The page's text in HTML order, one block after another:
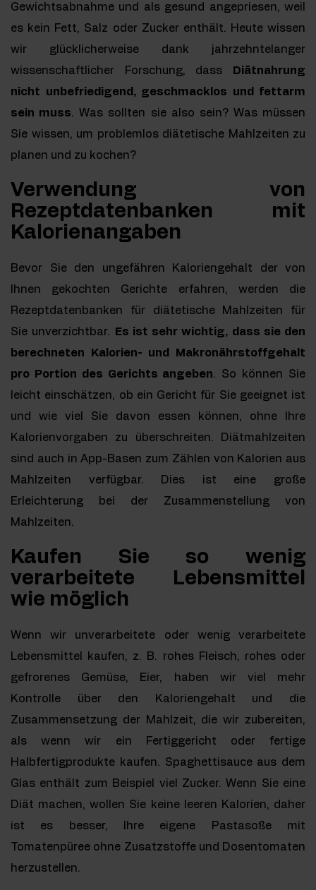
Gewichtsabnahme und als gesund angepriesen, weil
es kein Fett, Salz oder Zucker enthält. Heute wissen
wir glücklicherweise dank jahrzehntelanger
wissenschaftlicher Forschung, dass
Diätnahrung
nicht unbefriedigend, geschmacklos und fettarm
sein muss. Was sollten sie also sein? Was müssen
Sie wissen, um problemlos diätetische Mahlzeiten zu
planen und zu kochen?
Verwendung von
Rezeptdatenbanken mit
Kalorienangaben
Bevor Sie den ungefähren Kaloriengehalt der von
Ihnen gekochten Gerichte erfahren, werden die
Rezeptdatenbanken für diätetische Mahlzeiten für
Sie unverzichtbar.
Es ist sehr wichtig, dass sie den
berechneten Kalorien- und Makronährstoffgehalt
pro Portion des Gerichts angeben. So können Sie
leicht einschätzen, ob ein Gericht für Sie geeignet ist
und wie viel Sie davon essen können, ohne Ihre
Kalorienvorgaben zu überschreiten. Diätmahlzeiten
sind auch in App-Basen zum Zählen von Kalorien aus
Mahlzeiten verfügbar. Dies ist eine große
Erleichterung bei der Zusammenstellung von
Mahlzeiten.
Kaufen Sie so wenig
verarbeitete Lebensmittel
wie möglich
Wenn wir unverarbeitete oder wenig verarbeitete
Lebensmittel kaufen, z. B. rohes Fleisch, rohes oder
gefrorenes Gemüse, Eier, haben wir viel mehr
Kontrolle über den Kaloriengehalt und die
Zusammensetzung der Mahlzeit, die wir zubereiten,
als wenn wir ein Fertiggericht oder fertige
Halbfertigprodukte kaufen. Spaghettisauce aus dem
Glas enthält zum Beispiel viel Zucker. Wenn Sie eine
Diät machen, wollen Sie keine leeren Kalorien, daher
ist es besser, Ihre eigene Pastasoße mit
Tomatenpüree ohne Zusatzstoffe und Dosentomaten
herzustellen.